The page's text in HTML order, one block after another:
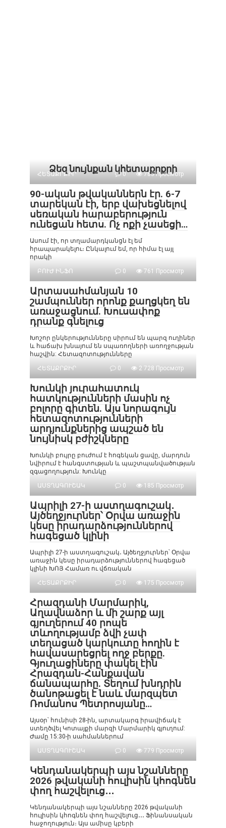
Ձեզ նույնքան կհետաքրքրի
ՀԵՏԱՔՐՔԻՐ 0 785 Просмотр
90-ական թվականներն էր. 6-7
տարեկան էի, երբ վախեցնելով
սեռական հարաբերություն
ունեցան հետս. Ոչ ոքի չասեցի…
Ասում էի, որ տղամարդկանցն էլ եմ
հրապարակելու։ Ընկալում եմ, որ հիմա էլ այլ
որակի
ԲՈՒԺ ԻՆՖՈ
0 761 Просмотр
Արտասահմանյան 10
շամպուններ որոնք քաղցկեղ են
առաջացնում. Խուսափոք
դրանք գնելուց
Խոշոր ընկերությունները սիրում են պարզ ուղիներ
և հաճախ խնայում են սպառողների առողջության
հաշվին: Հետազոտությունները
ՀԵՏԱՔՐՔԻՐ
0 2 728 Просмотр
Խունկի յուրահատուկ
հատկությունների մասին ոչ
բոլորը գիտեն. Այս նորագույն
հետազոտությունների
արդյունքներից ապշած են
նույնիսկ բժիշկները
Խունկի բույրը բուժում է հոգեկան ցավը, մարդուն
նվիրում է հանգստության և պաշտպանվածության
զգացողություն: Խունկը
ԱՍՏՂԱԳՈՒՇԱԿ
0 185 Просмотр
Ապրիլի 27-ի աստղագուշակ․
Այծեղջյուրներ՝ Օրվա առաջին
կեսը իրադարձություններով
հագեցած կլինի
Ապրիլի 27-ի աստղագուշակ․ Այծեղջյուրներ՝ Օրվա
առաջին կեսը իրադարձություններով հագեցած
կլինի ԽՈՅ Համառ ու վճռական
ՀԵՏԱՔՐՔԻՐ
0 175 Просмотр
Հրազդանի Մարմարիկ,
Աղավնաձոր և մի շարք այլ
գյուղերում 40 րոպե
տևողությամբ ձվի չափ
տեղացած կարկուտը հողին է
հավասարեցրել ողջ բերքը.
Գյուղացիները փակել էին
Հրազդան-Հանքավան
ճանապարհը. Տեղում խնդրին
ծանոթացել է նաև մարզպետ
Ռոմանոս Պետրոսյանը…
Այսօր՝ հունիսի 28-ին, արտակարգ իրավիճակ է
ստեղծվել Կոտայքի մարզի Մարմարիկ գյուղում:
Ժամը 15:30-ի սահմաններում
ԱՍՏՂԱԳՈՒՇԱԿ
0 779 Просмотр
Կենդանակերպի այս նշանները
2026 թվականի հուլիսին կհոգնեն
փող հաշվելուց․․․
Կենդանակերպի այս նշանները 2026 թվականի
հուլիսին կհոգնեն փող հաշվելուց․․․ Ֆինանսական
հաջողություն։ Այս ամիսը կբերի